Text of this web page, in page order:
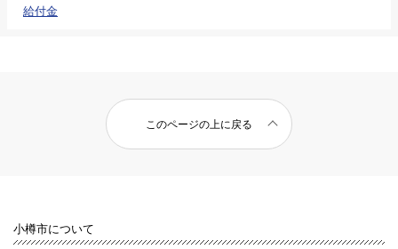
給付金
このページの上に戻る
小樽市について